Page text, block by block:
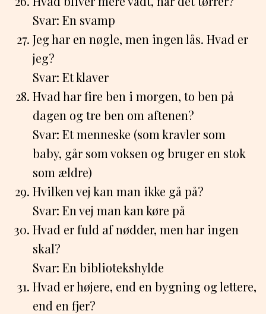
Svar: En svamp
Jeg har en nøgle, men ingen lås. Hvad er
jeg?
Svar: Et klaver
Hvad har fire ben i morgen, to ben på
dagen og tre ben om aftenen?
Svar: Et menneske (som kravler som
baby, går som voksen og bruger en stok
som ældre)
Hvilken vej kan man ikke gå på?
Svar: En vej man kan køre på
Hvad er fuld af nødder, men har ingen
skal?
Svar: En bibliotekshylde
Hvad er højere, end en bygning og lettere,
end en fjer?